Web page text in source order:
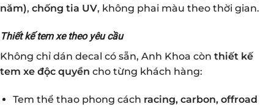
năm), chống tia UV, không phai màu theo thời gian.
Thiết kế tem xe theo yêu cầu
Không chỉ dán decal có sẵn, Anh Khoa còn thiết kế
tem xe độc quyền cho từng khách hàng:
Tem thể thao phong cách racing, carbon, offroad